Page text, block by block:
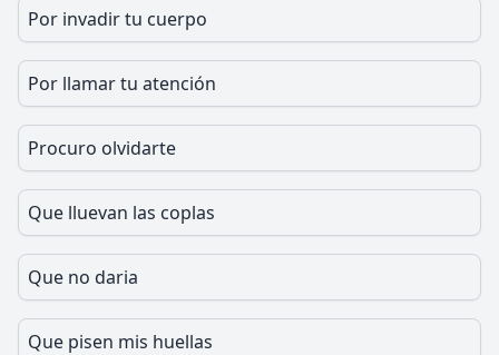
Por invadir tu cuerpo
Por llamar tu atención
Procuro olvidarte
Que lluevan las coplas
Que no daria
Que pisen mis huellas